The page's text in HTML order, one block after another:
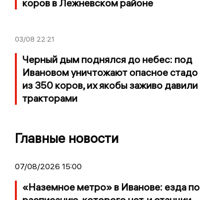
коров в Лежневском районе
03/08 22:21
Черный дым поднялся до небес: под
Ивановом уничтожают опасное стадо
из 350 коров, их якобы заживо давили
тракторами
Главные новости
07/08/2026 15:00
«Наземное метро» в Иванове: езда по